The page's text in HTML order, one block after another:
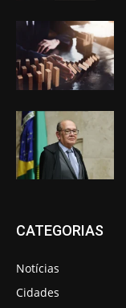
CATEGORIAS
Notícias
Cidades